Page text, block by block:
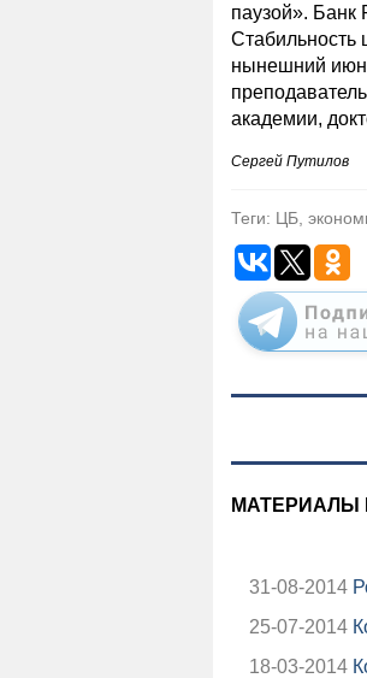
паузой». Банк
Стабильность
нынешний
академии,
Сергей Путилов
Теги: ЦБ,
МАТЕРИАЛЫ
31-08-2014
25-07-2014
18-03-2014